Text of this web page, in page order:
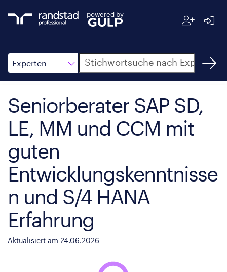
powered by
Experten
Suche
Seniorberater SAP SD,
LE, MM und CCM mit
guten
Entwicklungskenntnisse
n und S/4 HANA
Erfahrung
Aktualisiert am 24.06.2026